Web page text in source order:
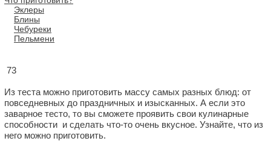
Эклеры
Блины
Чебуреки
Пельмени
73
Из теста можно приготовить массу самых разных блюд: от
повседневных до праздничных и изысканных. А если это
заварное тесто, то вы сможете проявить свои кулинарные
способности и сделать что-то очень вкусное. Узнайте, что из
него можно приготовить.